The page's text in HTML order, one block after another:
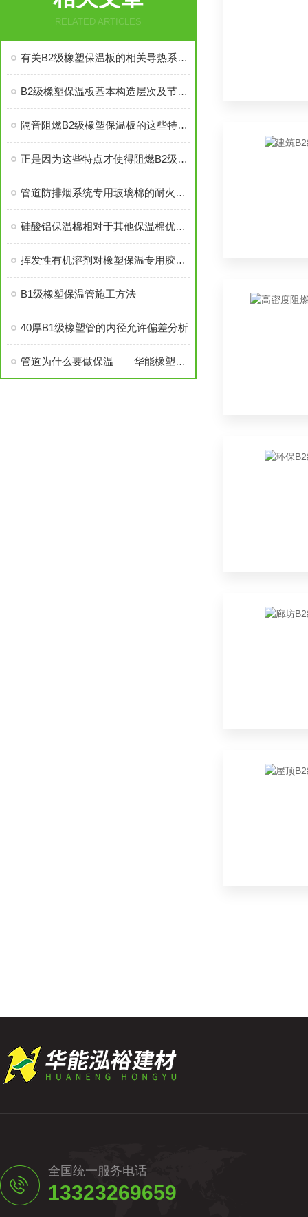
RELATED ARTICLES
有关B2级橡塑保温板的相关导热系数说明
B2级橡塑保温板基本构造层次及节能应用
隔音阻燃B2级橡塑保温板的这些特点你都了解清楚了吗？
正是因为这些特点才使得阻燃B2级橡塑保温板有很好的应用
管道防排烟系统专用玻璃棉的耐火时限要求解析
硅酸铝保温棉相对于其他保温棉优势在哪里
挥发性有机溶剂对橡塑保温专用胶水的影响解读
B1级橡塑保温管施工方法
40厚B1级橡塑管的内径允许偏差分析
管道为什么要做保温——华能橡塑保温棉厂家销售小郭简述
全国统一服务电话
13323269659